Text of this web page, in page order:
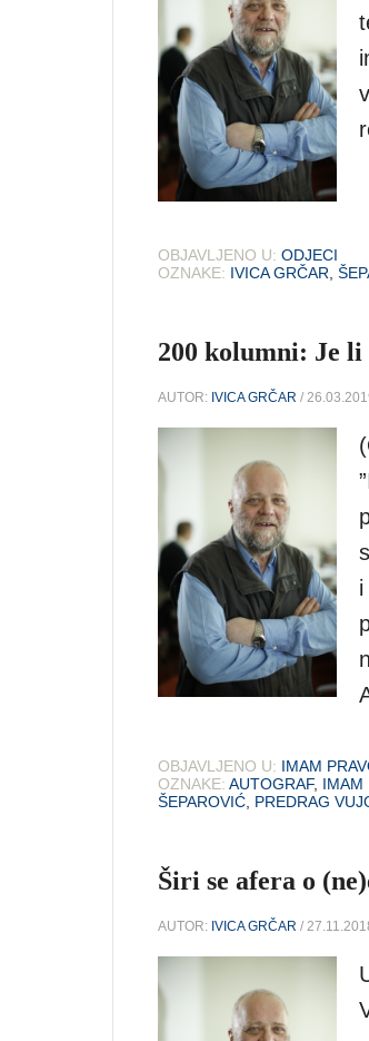
OBJAVLJENO U: ODJECI
OZNAKE: IVICA GRČAR,
200 kolumni: Je li
AUTOR: IVICA GRČAR /
i
OBJAVLJENO U: IMAM
OZNAKE: AUTOGRAF, IMAM
ŠEPAROVIĆ, PREDRAG
Širi se afera o
AUTOR: IVICA GRČAR /